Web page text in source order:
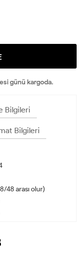
günü kargoda.
Bilgileri
Bilgileri
48 arası olur)